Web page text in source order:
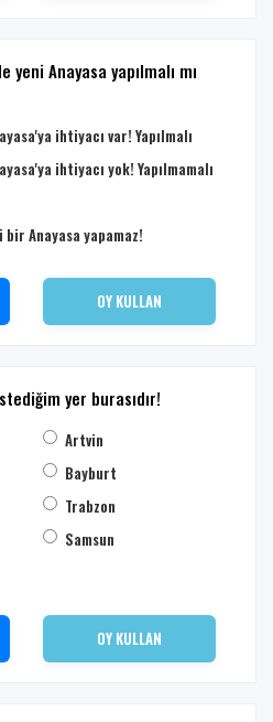
yeni Anayasa yapılmalı mı
ihtiyacı var! Yapılmalı
ihtiyacı yok! Yapılmamalı
Anayasa yapamaz!
OY KULLAN
yer burasıdır!
Artvin
Bayburt
Trabzon
Samsun
OY KULLAN